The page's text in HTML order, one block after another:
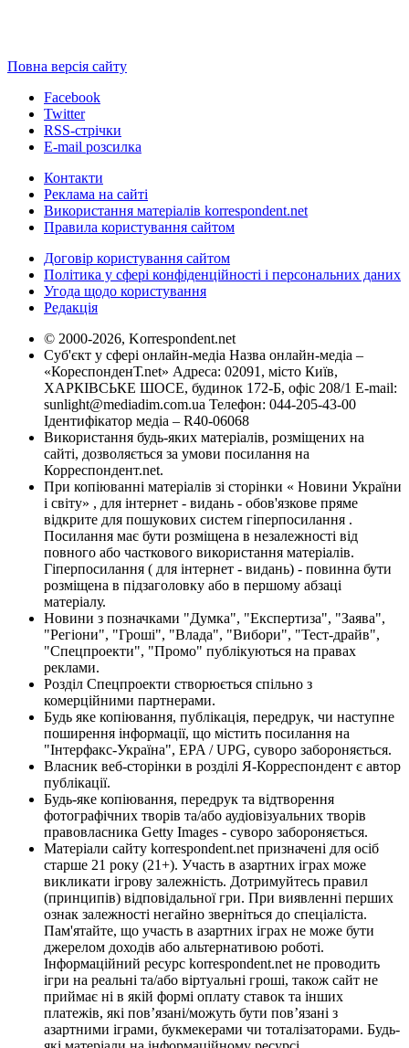
Повна версія сайту
Facebook
Twitter
RSS-стрічки
E-mail розсилка
Контакти
Реклама на сайті
Використання матеріалів korrespondent.net
Правила користування сайтом
Договір користування сайтом
Політика у сфері конфіденційності і персональних даних
Угода щодо користування
Редакція
© 2000-2026, Korrespondent.net
Суб'єкт у сфері онлайн-медіа Назва онлайн-медіа –
«КореспонденТ.net» Адреса: 02091, місто Київ,
ХАРКІВСЬКЕ ШОСЕ, будинок 172-Б, офіс 208/1 E-mail:
sunlight@mediadim.com.ua Телефон: 044-205-43-00
Ідентифікатор медіа – R40-06068
Використання будь-яких матеріалів, розміщених на
сайті, дозволяється за умови посилання на
Корреспондент.net.
При копіюванні матеріалів зі сторінки « Новини України
і світу» , для інтернет - видань - обов'язкове пряме
відкрите для пошукових систем гіперпосилання .
Посилання має бути розміщена в незалежності від
повного або часткового використання матеріалів.
Гіперпосилання ( для інтернет - видань) - повинна бути
розміщена в підзаголовку або в першому абзаці
матеріалу.
Новини з позначками "Думка", "Експертиза", "Заява",
"Регіони", "Гроші", "Влада", "Вибори", "Тест-драйв",
"Спецпроекти", "Промо" публікуються на правах
реклами.
Розділ Спецпроекти створюється спільно з
комерційними партнерами.
Будь яке копіювання, публікація, передрук, чи наступне
поширення інформації, що містить посилання на
"Інтерфакс-Україна", EPA / UPG, суворо забороняється.
Власник веб-сторінки в розділі Я-Корреспондент є автор
публікації.
Будь-яке копіювання, передрук та відтворення
фотографічних творів та/або аудіовізуальних творів
правовласника Getty Images - суворо забороняється.
Матеріали сайту korrespondent.net призначені для осіб
старше 21 року (21+). Участь в азартних іграх може
викликати ігрову залежність. Дотримуйтесь правил
(принципів) відповідальної гри. При виявленні перших
ознак залежності негайно зверніться до спеціаліста.
Пам'ятайте, що участь в азартних іграх не може бути
джерелом доходів або альтернативою роботі.
Інформаційний ресурс korrespondent.net не проводить
ігри на реальні та/або віртуальні гроші, також сайт не
приймає ні в якій формі оплату ставок та інших
платежів, які пов’язані/можуть бути пов’язані з
азартними іграми, букмекерами чи тоталізаторами. Будь-